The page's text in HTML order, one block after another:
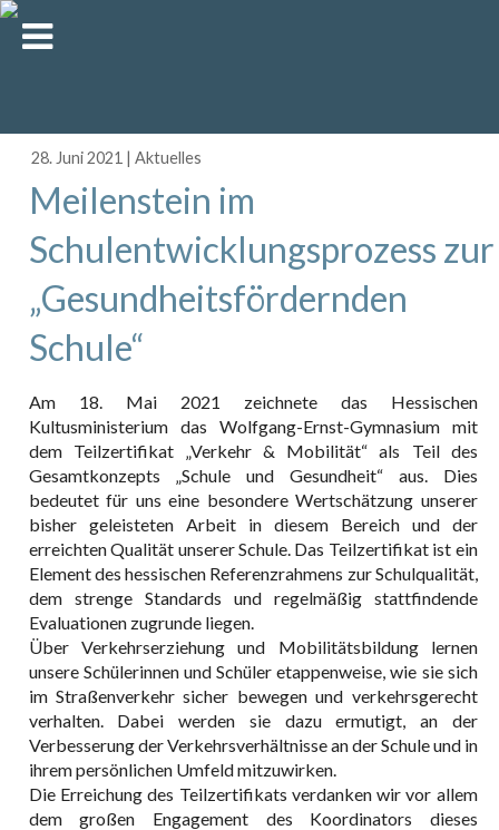
28. Juni 2021 |Aktuelles
Meilenstein im
Schulentwicklungsprozess zur
„Gesundheitsfördernden
Schule“
Am 18. Mai 2021 zeichnete das Hessischen
Kultusministerium das Wolfgang-Ernst-Gymnasium mit
dem Teilzertifikat „Verkehr & Mobilität“ als Teil des
Gesamtkonzepts „Schule und Gesundheit“ aus. Dies
bedeutet für uns eine besondere Wertschätzung unserer
bisher geleisteten Arbeit in diesem Bereich und der
erreichten Qualität unserer Schule. Das Teilzertifikat ist ein
Element des hessischen Referenzrahmens zur Schulqualität,
dem strenge Standards und regelmäßig stattfindende
Evaluationen zugrunde liegen.
Über Verkehrserziehung und Mobilitätsbildung lernen
unsere Schülerinnen und Schüler etappenweise, wie sie sich
im Straßenverkehr sicher bewegen und verkehrsgerecht
verhalten. Dabei werden sie dazu ermutigt, an der
Verbesserung der Verkehrsverhältnisse an der Schule und in
ihrem persönlichen Umfeld mitzuwirken.
Die Erreichung des Teilzertifikats verdanken wir vor allem
dem großen Engagement des Koordinators dieses